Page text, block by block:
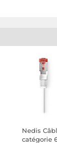
Nedis
catégorie